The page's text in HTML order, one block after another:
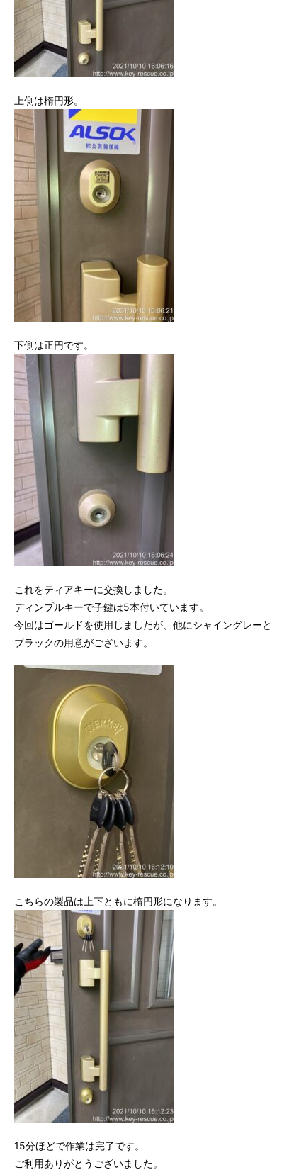
上側は楕円形。
下側は正円です。
これをティアキーに交換しました。
ディンプルキーで子鍵は5本付いています。
今回はゴールドを使用しましたが、他にシャイングレーと
ブラックの用意がございます。
こちらの製品は上下ともに楕円形になります。
15分ほどで作業は完了です。
ご利用ありがとうございました。